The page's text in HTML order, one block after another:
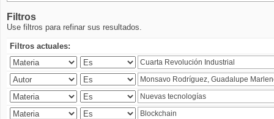
Filtros
Use filtros para refinar sus resultados.
Filtros actuales: